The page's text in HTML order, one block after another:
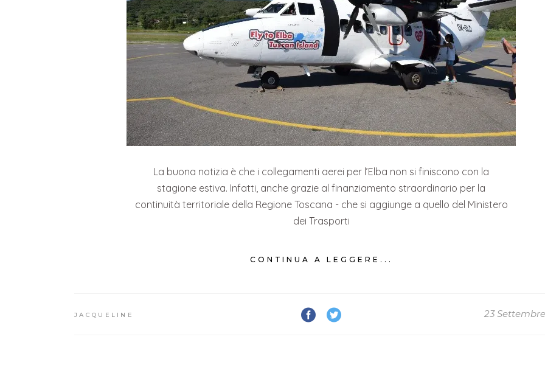
La buona notizia è che i collegamenti aerei per l’Elba non si finiscono con la
stagione estiva. Infatti, anche grazie al finanziamento straordinario per la
continuità territoriale della Regione Toscana - che si aggiunge a quello del Ministero
dei Trasporti
CONTINUA A LEGGERE...
JACQUELINE 23